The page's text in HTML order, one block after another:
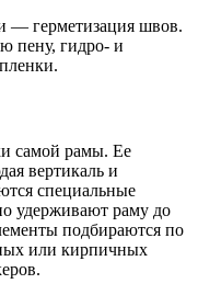
— герметизация швов.
пену, гидро- и
самой рамы. Ее
вертикаль и
специальные
удерживают раму до
подбираются по
или кирпичных